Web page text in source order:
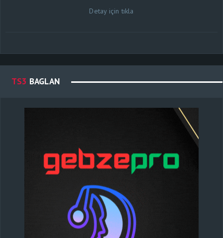
Detay için tıkla
TS3 BAGLAN